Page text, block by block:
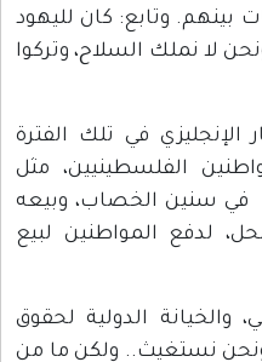
بينهم. وتابع: كان لليهود
لا نملك السلاح، وتركوا
في تلك الفترة
الفلسطينيين، مثل
في سنين الخصاب، وبيعه
لدفع المواطنين لبيع
والخيانة الدولية لحقوق
ونحن نستغيث.. ولكن ما من